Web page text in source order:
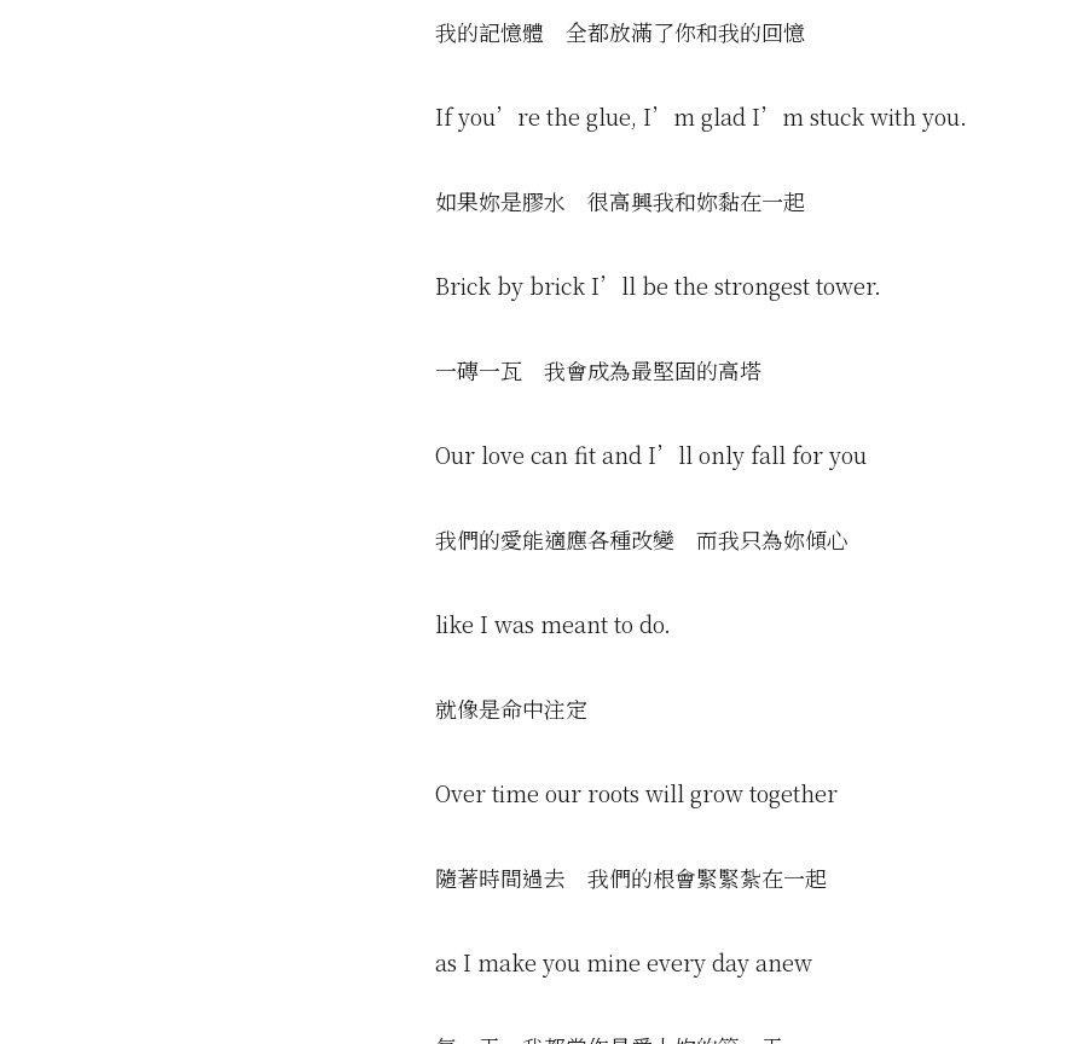
我的記憶體 全都放滿了你和我的回憶
If you’re the glue, I’m glad I’m stuck with you.
如果妳是膠水 很高興我和妳黏在一起
Brick by brick I’ll be the strongest tower.
一磚一瓦 我會成為最堅固的高塔
Our love can fit and I’ll only fall for you
我們的愛能適應各種改變 而我只為妳傾心
like I was meant to do.
就像是命中注定
Over time our roots will grow together
隨著時間過去 我們的根會緊緊紮在一起
as I make you mine every day anew